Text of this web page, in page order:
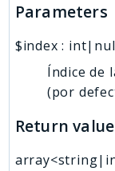
Parameters
$index :
Índice de
(por
Return